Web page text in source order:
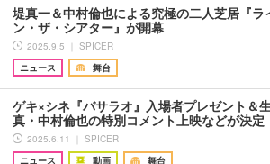
堤真一＆中村倫也による究極の二人芝居『ラ
ン・ザ・シアター』が開幕
2025.9.5 ｜ SPICER
ニュース
舞台
ゲキ×シネ『バサラオ』入場者プレゼント＆
真・中村倫也の特別コメント上映などが決定
2025.6.11 ｜ SPICER
ニュース
動画 舞台